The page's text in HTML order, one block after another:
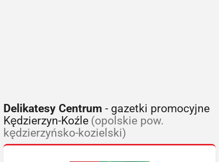
Delikatesy Centrum - gazetki promocyjne
Kędzierzyn-Koźle (opolskie pow.
kędzierzyńsko-kozielski)